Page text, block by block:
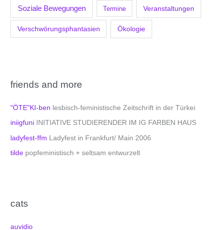
Soziale Bewegungen Termine Veranstaltungen
Verschwörungsphantasien Ökologie
friends and more
"ÖTE"KI-ben lesbisch-feministische Zeitschrift in der Türkei
iniigfuni INITIATIVE STUDIERENDER IM IG FARBEN HAUS
ladyfest-ffm Ladyfest in Frankfurt/ Main 2006
tilde popfeministisch + seltsam entwurzelt
cats
auvidio